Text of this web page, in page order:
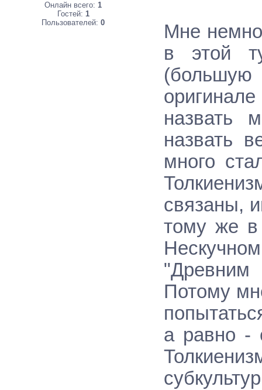
Онлайн всего: 1
Гостей: 1
Пользователей: 0
Мне
в этой
(большую
назвать
назвать
много
связаны,
тому же в
Потому
а равно -